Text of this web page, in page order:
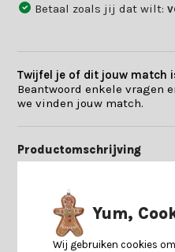
Betaal zoals jij dat wilt:
Twijfel je of dit jouw match
Beantwoord enkele vragen
we vinden jouw match.
Productomschrijving
Specificaties
Reviews
Yum,
Wij gebruiken cookies